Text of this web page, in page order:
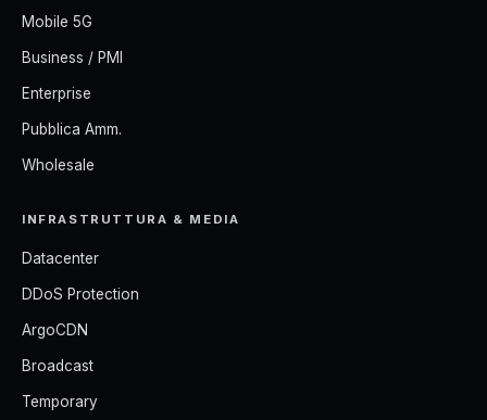
Mobile 5G
Business / PMI
Enterprise
Pubblica Amm.
Wholesale
INFRASTRUTTURA & MEDIA
Datacenter
DDoS Protection
ArgoCDN
Broadcast
Temporary